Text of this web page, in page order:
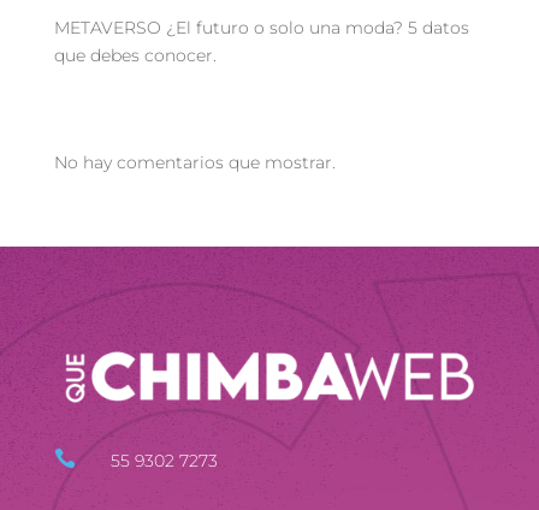
METAVERSO ¿El futuro o solo una moda? 5 datos
que debes conocer.
No hay comentarios que mostrar.
 55 9302 7273